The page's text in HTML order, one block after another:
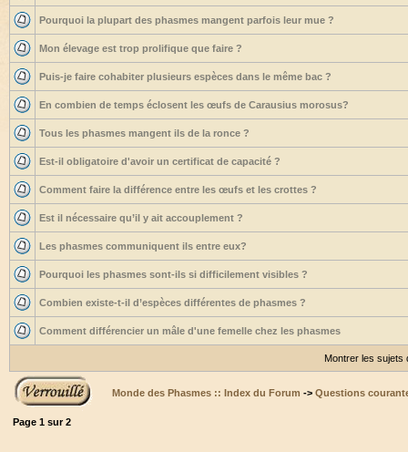
Pourquoi la plupart des phasmes mangent parfois leur mue ?
Mon élevage est trop prolifique que faire ?
Puis-je faire cohabiter plusieurs espèces dans le même bac ?
En combien de temps éclosent les œufs de Carausius morosus?
Tous les phasmes mangent ils de la ronce ?
Est-il obligatoire d'avoir un certificat de capacité ?
Comment faire la différence entre les œufs et les crottes ?
Est il nécessaire qu’il y ait accouplement ?
Les phasmes communiquent ils entre eux?
Pourquoi les phasmes sont-ils si difficilement visibles ?
Combien existe-t-il d’espèces différentes de phasmes ?
Comment différencier un mâle d'une femelle chez les phasmes
Montrer les sujets
Monde des Phasmes :: Index du Forum -> Questions
Page 1 sur2